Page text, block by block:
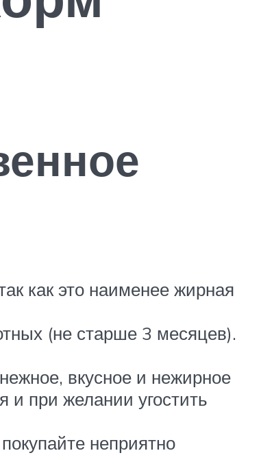
как это наименее жирная
(не старше 3 месяцев).
вкусное и нежирное
и при желании угостить
неприятно